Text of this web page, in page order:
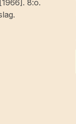
8:o.